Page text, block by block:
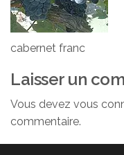
cabernet franc
Laisser un
Vous devez vous
commentaire.